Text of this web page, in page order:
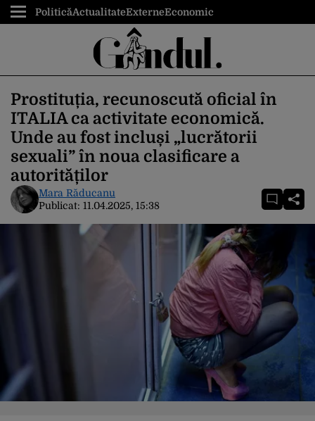
PoliticăActualitateExterneEconomic
Prostituția, recunoscută oficial în
ITALIA ca activitate economică.
Unde au fost incluși „lucrătorii
sexuali” în noua clasificare a
autorităților
Mara Răducanu
Publicat: 11.04.2025, 15:38